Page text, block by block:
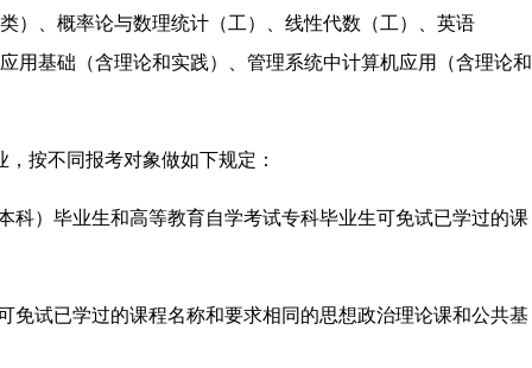
）、概率论与数理统计（工）、线性代数（工）、英语
用基础（含理论和实践）、管理系统中计算机应用（含理论和
按不同报考对象做如下规定：
科）毕业生和高等教育自学考试专科毕业生可免试已学过的课
免试已学过的课程名称和要求相同的思想政治理论课和公共基